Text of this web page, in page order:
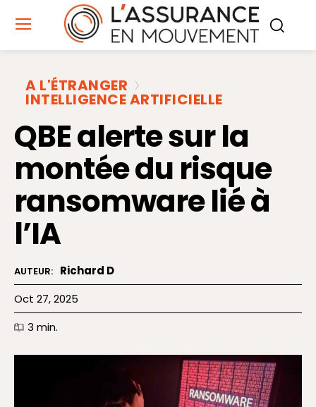
A L'ÉTRANGER
INTELLIGENCE ARTIFICIELLE
QBE alerte sur la
montée du risque
ransomware lié à
l’IA
AUTEUR: Richard D
Oct 27, 2025
3 min.